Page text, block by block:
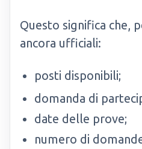
Questo significa che,
ancora ufficiali:
posti disponibili;
domanda di
date delle prove;
numero di